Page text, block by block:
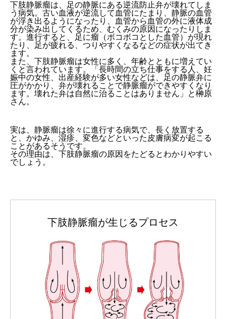
下肢静脈瘤は、足の静脈にある逆流防止弁が壊れてしま
う病気。古い血液が逆流して血管にたまり、静脈の血管
が浮き出るようになったり、血管から血管の外に液体成
分が染み出してくるため、むくみの原因になったりしま
す。進行すると、足に瘤（ボコボコとした血管）が現れ
たり、足が疲れる、つりやすくなるなどの症状が出てき
ます。
また、下肢静脈瘤は女性に多く、年齢とともに増えてい
くと言われています。「長時間の立ち仕事をする人、妊
娠中の女性、出産経験が多い女性などは、足の静脈弁に
圧がかかり、弁が壊れることで静脈瘤ができやすくなり
ます。壊れた弁は自然に治ることはありません」と榊原
さん。
実は、静脈瘤は徐々に進行する病気で、長く放置する
と、かゆみ、湿疹、変色などといった皮膚病変が起こる
ことがあるそうです。
その理由は、下肢静脈瘤の原因をたどるとわかりやすい
でしょう。
下肢静脈瘤が生じるプロセス